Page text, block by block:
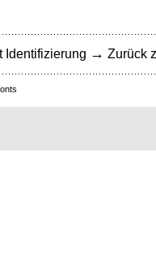
Identifizierung → Zurück